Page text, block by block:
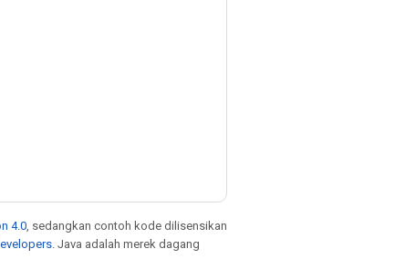
4.0 , sedangkan contoh kode dilisensikan
. Java adalah merek dagang